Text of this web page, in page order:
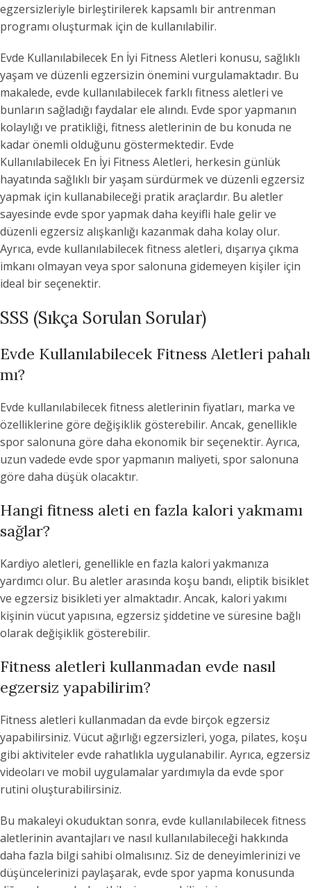
egzersizleriyle birleştirilerek kapsamlı bir antrenman
programı oluşturmak için de kullanılabilir.
Evde Kullanılabilecek En İyi Fitness Aletleri konusu, sağlıklı
yaşam ve düzenli egzersizin önemini vurgulamaktadır. Bu
makalede, evde kullanılabilecek farklı fitness aletleri ve
bunların sağladığı faydalar ele alındı. Evde spor yapmanın
kolaylığı ve pratikliği, fitness aletlerinin de bu konuda ne
kadar önemli olduğunu göstermektedir. Evde
Kullanılabilecek En İyi Fitness Aletleri, herkesin günlük
hayatında sağlıklı bir yaşam sürdürmek ve düzenli egzersiz
yapmak için kullanabileceği pratik araçlardır. Bu aletler
sayesinde evde spor yapmak daha keyifli hale gelir ve
düzenli egzersiz alışkanlığı kazanmak daha kolay olur.
Ayrıca, evde kullanılabilecek fitness aletleri, dışarıya çıkma
imkanı olmayan veya spor salonuna gidemeyen kişiler için
ideal bir seçenektir.
SSS (Sıkça Sorulan Sorular)
Evde Kullanılabilecek Fitness Aletleri pahalı
mı?
Evde kullanılabilecek fitness aletlerinin fiyatları, marka ve
özelliklerine göre değişiklik gösterebilir. Ancak, genellikle
spor salonuna göre daha ekonomik bir seçenektir. Ayrıca,
uzun vadede evde spor yapmanın maliyeti, spor salonuna
göre daha düşük olacaktır.
Hangi fitness aleti en fazla kalori yakmamı
sağlar?
Kardiyo aletleri, genellikle en fazla kalori yakmanıza
yardımcı olur. Bu aletler arasında koşu bandı, eliptik bisiklet
ve egzersiz bisikleti yer almaktadır. Ancak, kalori yakımı
kişinin vücut yapısına, egzersiz şiddetine ve süresine bağlı
olarak değişiklik gösterebilir.
Fitness aletleri kullanmadan evde nasıl
egzersiz yapabilirim?
Fitness aletleri kullanmadan da evde birçok egzersiz
yapabilirsiniz. Vücut ağırlığı egzersizleri, yoga, pilates, koşu
gibi aktiviteler evde rahatlıkla uygulanabilir. Ayrıca, egzersiz
videoları ve mobil uygulamalar yardımıyla da evde spor
rutini oluşturabilirsiniz.
Bu makaleyi okuduktan sonra, evde kullanılabilecek fitness
aletlerinin avantajları ve nasıl kullanılabileceği hakkında
daha fazla bilgi sahibi olmalısınız. Siz de deneyimlerinizi ve
düşüncelerinizi paylaşarak, evde spor yapma konusunda